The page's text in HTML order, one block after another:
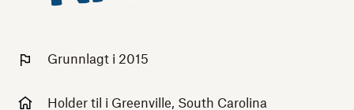
Grunnlagt i 2015
Holder til i Greenville, South Carolina